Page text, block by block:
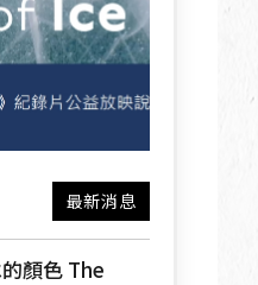
最新消息
的顏色 The